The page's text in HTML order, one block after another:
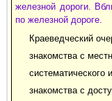
железной дороги.
по железной дороге.
Краеведческий
знакомства с
систематического
знакомства с